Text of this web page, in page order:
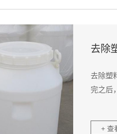
去除
去除塑
完之后
+ 查